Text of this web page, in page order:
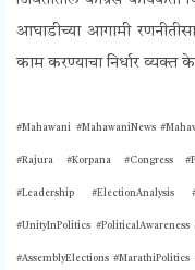
आघाडीच्या आगामी
काम करण्याचा निर्धार व्यक्त
#Mahawani #MahawaniNews
#Rajura #Korpana #Congress
#Leadership #ElectionAnalysis
#UnityInPolitics #PoliticalAwareness
#AssemblyElections